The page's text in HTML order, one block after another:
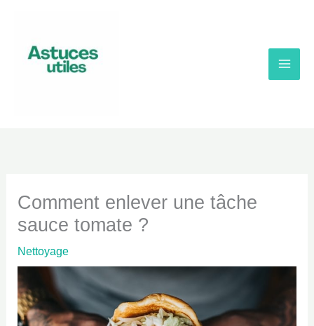
Comment enlever une tâche
sauce tomate ?
Nettoyage